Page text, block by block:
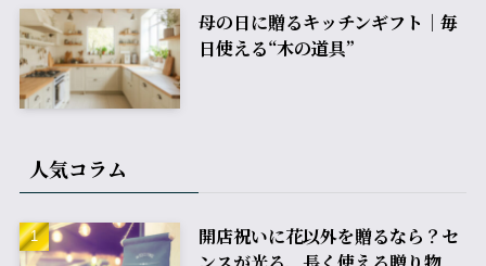
母の日に贈るキッチンギフト｜毎
日使える“木の道具”
人気コラム
開店祝いに花以外を贈るなら？セ